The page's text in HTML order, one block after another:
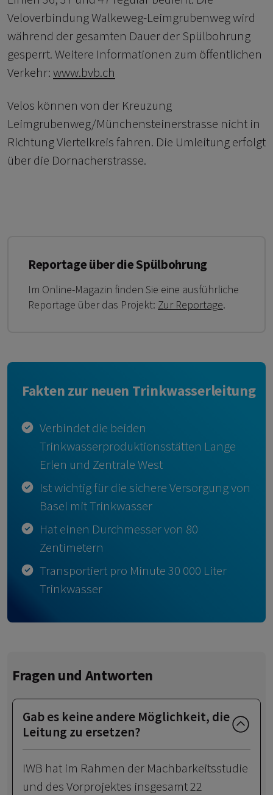
Veloverbindung Walkeweg-Leimgrubenweg wird
während der gesamten Dauer der Spülbohrung
gesperrt. Weitere Informationen zum öffentlichen
Verkehr:www.bvb.ch
Velos können von der Kreuzung
Leimgrubenweg/Münchensteinerstrasse nicht in
Richtung Viertelkreis fahren. Die Umleitung erfolgt
über die Dornacherstrasse.
Reportage über die Spülbohrung
Im Online-Magazin finden Sie eine ausführliche
Reportage über das Projekt: Zur Reportage.
Fakten zur neuen Trinkwasserleitung
Verbindet die beiden
Trinkwasserproduktionsstätten Lange
Erlen und Zentrale West
Ist wichtig für die sichere Versorgung von
Basel mit Trinkwasser
Hat einen Durchmesser von 80
Zentimetern
Transportiert pro Minute 30 000 Liter
Trinkwasser
Fragen und Antworten
Gab es keine andere Möglichkeit, die
Leitung zu ersetzen?
IWB hat im Rahmen der Machbarkeitsstudie
und des Vorprojektes insgesamt 22